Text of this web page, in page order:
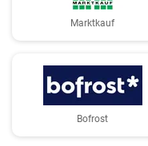
Marktkauf
Bofrost